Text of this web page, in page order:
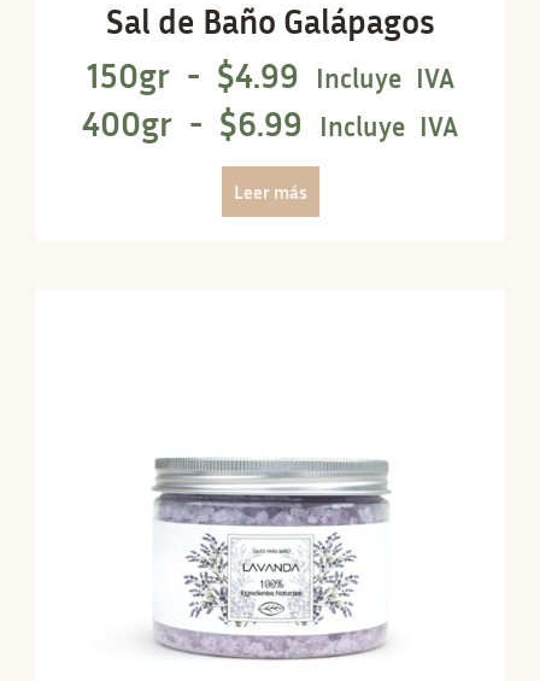
Sal de Baño Galápagos
150gr - $4.99 Incluye IVA
400gr - $6.99 Incluye IVA
Leer más